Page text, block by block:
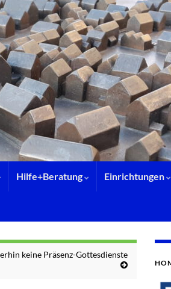
Hilfe+Beratung Einrichtungen
keine Präsenz-Gottesdienste